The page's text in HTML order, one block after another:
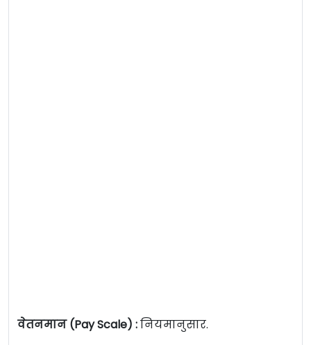
वेतनमान (Pay Scale) :नियमानुसार.